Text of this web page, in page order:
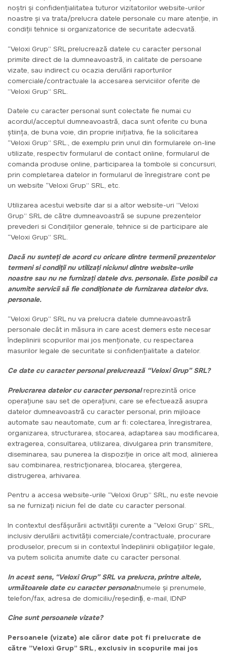
noștri și confidențialitatea tuturor vizitatorilor website-urilor
noastre și va trata/prelucra datele personale cu mare atenție, in
condiții tehnice si organizatorice de securitate adecvată.
“Veloxi Grup” SRL prelucrează datele cu caracter personal
primite direct de la dumneavoastră, in calitate de persoane
vizate, sau indirect cu ocazia derulării raporturilor
comerciale/contractuale la accesarea serviciilor oferite de
”Veloxi Grup” SRL.
Datele cu caracter personal sunt colectate fie numai cu
acordul/acceptul dumneavoastră, daca sunt oferite cu buna
știința, de buna voie, din proprie inițiativa, fie la solicitarea
“Veloxi Grup” SRL., de exemplu prin unul din formularele on-line
utilizate, respectiv formularul de contact online, formularul de
comanda produse online, participarea la tombole si concursuri,
prin completarea datelor in formularul de înregistrare cont pe
un website “Veloxi Grup” SRL, etc.
Utilizarea acestui website dar si a altor website-uri ”Veloxi
Grup” SRL de către dumneavoastră se supune prezentelor
prevederi si Condițiilor generale, tehnice si de participare ale
“Veloxi Grup” SRL.
Dacă nu sunteți de acord cu oricare dintre termenii prezentelor
termeni si condiții nu utilizați niciunul dintre website-urile
noastre sau nu ne furnizați datele dvs. personale. Este posibil ca
anumite servicii să fie condiționate de furnizarea datelor dvs.
personale.
“Veloxi Grup” SRL nu va prelucra datele dumneavoastră
personale decât in măsura in care acest demers este necesar
îndeplinirii scopurilor mai jos menționate, cu respectarea
masurilor legale de securitate si confidențialitate a datelor.
Ce date cu caracter personal prelucrează “Veloxi Grup” SRL?
Prelucrarea datelor cu caracter personalreprezintă orice
operațiune sau set de operațiuni, care se efectuează asupra
datelor dumneavoastră cu caracter personal, prin mijloace
automate sau neautomate, cum ar fi: colectarea, înregistrarea,
organizarea, structurarea, stocarea, adaptarea sau modificarea,
extragerea, consultarea, utilizarea, divulgarea prin transmitere,
diseminarea, sau punerea la dispoziție in orice alt mod, alinierea
sau combinarea, restricționarea, blocarea, ștergerea,
distrugerea, arhivarea.
Pentru a accesa website-urile “Veloxi Grup” SRL, nu este nevoie
sa ne furnizați niciun fel de date cu caracter personal.
In contextul desfășurării activității curente a “Veloxi Grup” SRL,
inclusiv derulării activității comerciale/contractuale, procurare
produselor, precum si in contextul îndeplinirii obligațiilor legale,
va putem solicita anumite date cu caracter personal.
In acest sens, “Veloxi Grup” SRL va prelucra, printre altele,
următoarele date cu caracter personal:numele și prenumele,
telefon/fax, adresa de domiciliu/reședință, e-mail, IDNP
Cine sunt persoanele vizate?
Persoanele (vizate) ale căror date pot fi prelucrate de
către ”Veloxi Grup” SRL, exclusiv in scopurile mai jos